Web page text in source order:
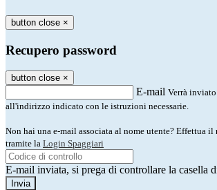
button close ×
Recupero password
button close ×
E-mail Verrà
all'indirizzo indicato con le istruzioni necessarie.
Non hai una e-mail associata al nome utente? Effettua il
tramite la Login Spaggiari
E-mail inviata, si prega di controllare la casella